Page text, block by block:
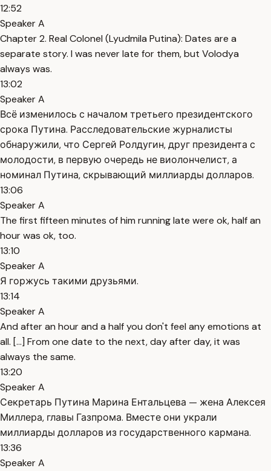
12:52
Speaker A
Chapter 2. Real Colonel (Lyudmila Putina): Dates are a
separate story. I was never late for them, but Volodya
always was.
13:02
Speaker A
Всё изменилось с началом третьего президентского
срока Путина. Расследовательские журналисты
обнаружили, что Сергей Ролдугин, друг президента с
молодости, в первую очередь не виолончелист, а
номинал Путина, скрывающий миллиарды долларов.
13:06
Speaker A
The first fifteen minutes of him running late were ok, half an
hour was ok, too.
13:10
Speaker A
Я горжусь такими друзьями.
13:14
Speaker A
And after an hour and a half you don't feel any emotions at
all. [...] From one date to the next, day after day, it was
always the same.
13:20
Speaker A
Секретарь Путина Марина Ентальцева — жена Алексея
Миллера, главы Газпрома. Вместе они украли
миллиарды долларов из государственного кармана.
13:36
Speaker A